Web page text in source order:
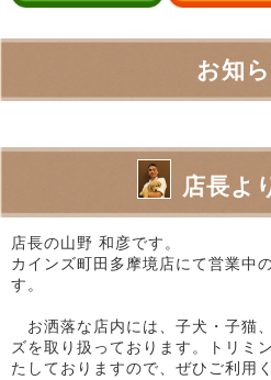
お知
店長よ
店長の山野 和彦です。
カインズ町田多摩境店にて営業中
す。
お洒落な店内には、子犬・子猫
ズを取り扱っております。トリミ
たしておりますので、ぜひご利用